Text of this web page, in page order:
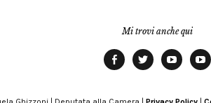
Mi trovi anche qui